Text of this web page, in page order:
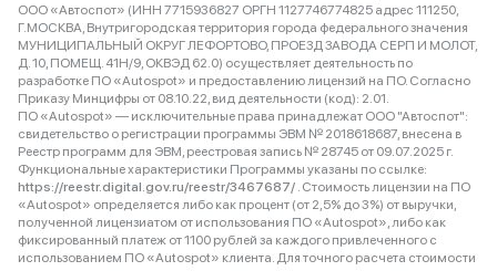
ООО «Автоспот» (ИНН 7715936827 ОРГН 1127746774825 адрес 111250,
Г.МОСКВА, Внутригородская территория города федерального значения
МУНИЦИПАЛЬНЫЙ ОКРУГ ЛЕФОРТОВО, ПРОЕЗД ЗАВОДА СЕРП И МОЛОТ,
Д. 10, ПОМЕЩ. 41Н/9, ОКВЭД 62.0) осуществляет деятельность по
разработке ПО «Autospot» и предоставлению лицензий на ПО. Согласно
Приказу Минцифры от 08.10.22, вид деятельности (код): 2.01.
ПО «Autospot» — исключительные права принадлежат ООО "Автоспот":
свидетельство о регистрации программы ЭВМ № 2018618687, внесена в
Реестр программ для ЭВМ, реестровая запись № 28745 от 09.07.2025 г.
Функциональные характеристики Программы указаны по ссылке:
https://reestr.digital.gov.ru/reestr/3467687/ . Стоимость лицензии на ПО
«Autospot» определяется либо как процент (от 2,5% до 3%) от выручки,
полученной лицензиатом от использования ПО «Autospot», либо как
фиксированный платеж от 1100 рублей за каждого привлеченного с
использованием ПО «Autospot» клиента. Для точного расчета стоимости